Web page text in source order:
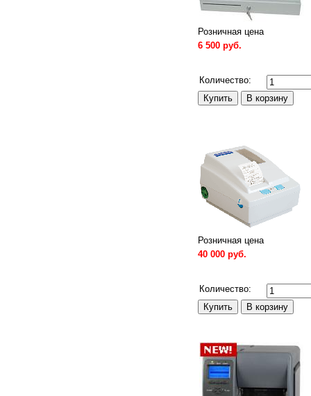
Розничная цена
6 500 руб.
Количество:
Розничная цена
40 000 руб.
Количество: